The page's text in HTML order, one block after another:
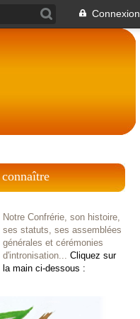
Connexion
Notre Confrérie, son histoire,
ses statuts, ses assemblées
générales et cérémonies
d'intronisation... Cliquez sur
la main ci-dessous :